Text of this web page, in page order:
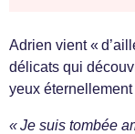
Adrien vient «
délicats qui
yeux
« Je suis tombée